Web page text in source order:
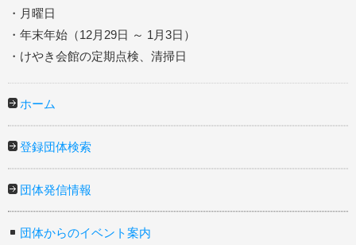
・月曜日
・年末年始（12月29日 ～ 1月3日）
・けやき会館の定期点検、清掃日
ホーム
登録団体検索
団体発信情報
団体からのイベント案内